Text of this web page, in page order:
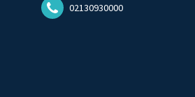
02130930000